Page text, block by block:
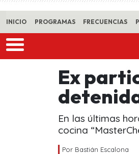
INICIO PROGRAMAS FRECUENCIAS
Ex
En las últimas
cocina
Por Bastián Escalona